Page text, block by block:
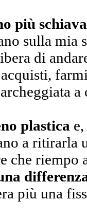
più
sulla mia
di
plastica
a ritirarla
che
più una